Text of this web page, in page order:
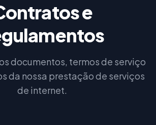
e
documentos, termos de serviço
da nossa prestação de serviços
de internet.